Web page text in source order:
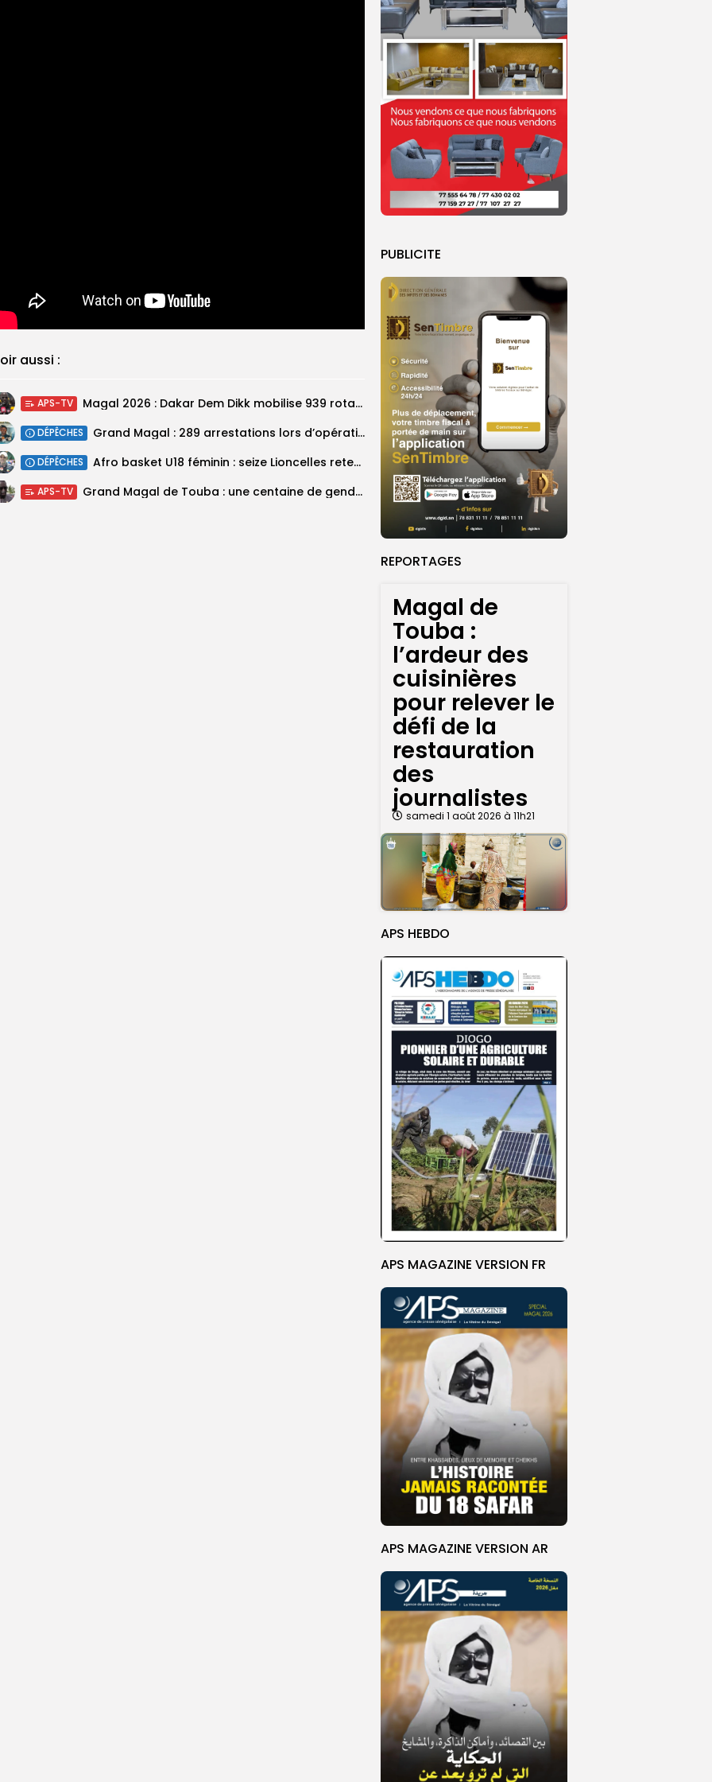
PUBLICITE
REPORTAGES
Magal de
Touba :
l’ardeur des
cuisinières
pour relever le
défi de la
restauration
des
journalistes
samedi 1 août 2026 à 11h21
APS HEBDO
APS MAGAZINE VERSION FR
APS MAGAZINE VERSION AR
aussi :
APS-TV Magal 2026 : Dakar Dem Dikk mobilise 939 rotations et transporte près...
DÉPÊCHES Grand Magal : 289 arrestations lors d’opérations préventives de sécurisation
DÉPÊCHES ‎Afro basket U18 féminin : seize Lioncelles retenues pour l’étape finale de...
APS-TV Grand Magal de Touba : une centaine de gendarmes mobilisés sur les...